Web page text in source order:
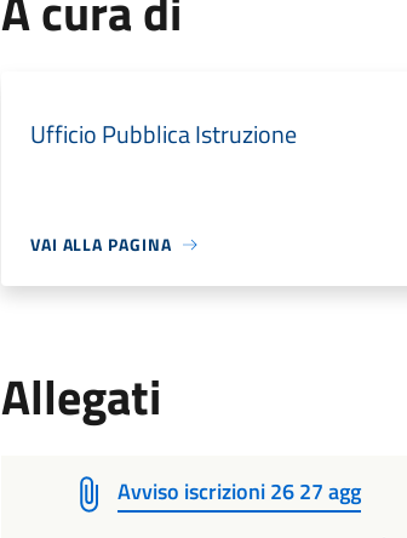
Ufficio Pubblica Istruzione
VAI ALLA PAGINA
Allegati
Avviso iscrizioni 26 27 agg